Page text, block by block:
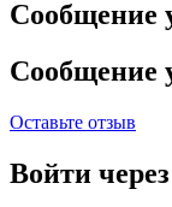
Сообщение
Сообщение
Оставьте отзыв
Войти